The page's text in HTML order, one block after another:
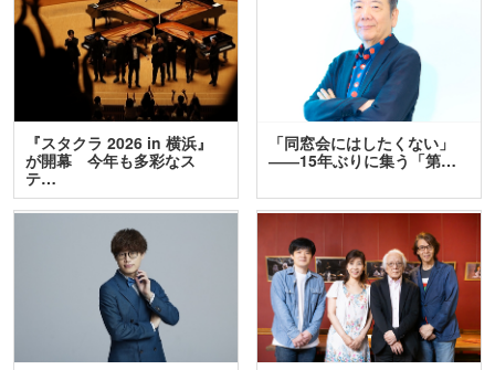
『スタクラ 2026 in 横浜』
が開幕 今年も多彩なス
テ…
「同窓会にはしたくない」
――15年ぶりに集う「第…